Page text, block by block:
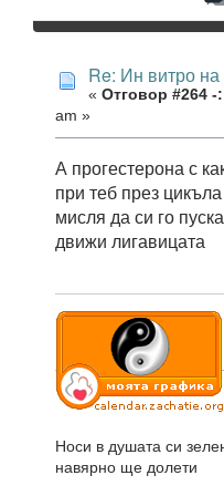
Re: Ин витро на
« Отговор #264 -:
am »
А прогестерона с
при теб през
мисля да си го
движи лигавицата
Носи в душата си
навярно ще долети